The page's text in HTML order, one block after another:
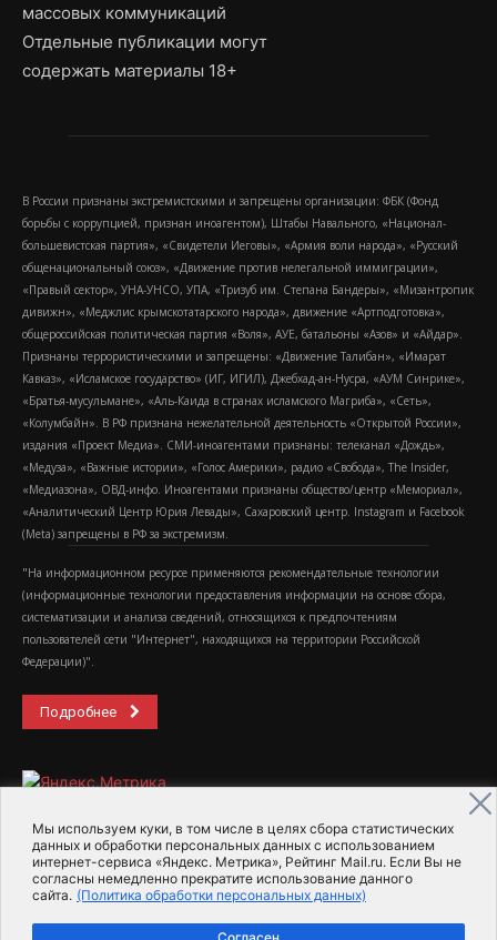
Мы используем куки, в том числе в целях сбора статистических
данных и обработки персональных данных с использованием
интернет-сервиса «Яндекс. Метрика», Рейтинг Mail.ru. Если Вы не
согласны немедленно прекратите использование данного
сайта. (Политика обработки персональных данных)
Согласен
массовых коммуникаций
Отдельные публикации могут
содержать материалы 18+
В России признаны экстремистскими и запрещены организации: ФБК (Фонд
борьбы с коррупцией, признан иноагентом), Штабы Навального, «Национал-
большевистская партия», «Свидетели Иеговы», «Армия воли народа», «Русский
общенациональный союз», «Движение против нелегальной иммиграции»,
«Правый сектор», УНА-УНСО, УПА, «Тризуб им. Степана Бандеры», «Мизантропик
дивижн», «Меджлис крымскотатарского народа», движение «Артподготовка»,
общероссийская политическая партия «Воля», АУЕ, батальоны «Азов» и «Айдар».
Признаны террористическими и запрещены: «Движение Талибан», «Имарат
Кавказ», «Исламское государство» (ИГ, ИГИЛ), Джебхад-ан-Нусра, «АУМ Синрике»,
«Братья-мусульмане», «Аль-Каида в странах исламского Магриба», «Сеть»,
«Колумбайн». В РФ признана нежелательной деятельность «Открытой России»,
издания «Проект Медиа». СМИ-иноагентами признаны: телеканал «Дождь»,
«Медуза», «Важные истории», «Голос Америки», радио «Свобода», The Insider,
«Медиазона», ОВД-инфо. Иноагентами признаны общество/центр «Мемориал»,
«Аналитический Центр Юрия Левады», Сахаровский центр. Instagram и Facebook
(Metа) запрещены в РФ за экстремизм.
"На информационном ресурсе применяются рекомендательные технологии
(информационные технологии предоставления информации на основе сбора,
систематизации и анализа сведений, относящихся к предпочтениям
пользователей сети "Интернет", находящихся на территории Российской
Федерации)".
Подробнее
2015-2026- Информационное агентство МедиаПоток
Для справки Об издании
Пользовательское соглашение